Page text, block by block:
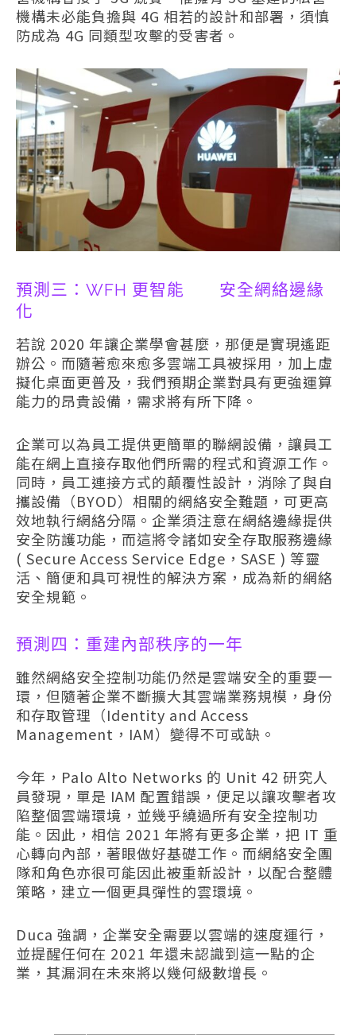
機構未必能負擔與 4G 相若的設計和部署，須慎
防成為 4G 同類型攻擊的受害者。
預測三：WFH 更智能 安全網絡邊緣
化
若說 2020 年讓企業學會甚麼，那便是實現遙距
辦公。而隨著愈來愈多雲端工具被採用，加上虛
擬化桌面更普及，我們預期企業對具有更強運算
能力的昂貴設備，需求將有所下降。
企業可以為員工提供更簡單的聯網設備，讓員工
能在網上直接存取他們所需的程式和資源工作。
同時，員工連接方式的顛覆性設計，消除了與自
攜設備（BYOD）相關的網絡安全難題，可更高
效地執行網絡分隔。企業須注意在網絡邊緣提供
安全防護功能，而這將令諸如安全存取服務邊緣
( Secure Access Service Edge，SASE ) 等靈
活、簡便和具可視性的解決方案，成為新的網絡
安全規範。
預測四：重建內部秩序的一年
雖然網絡安全控制功能仍然是雲端安全的重要一
環，但隨著企業不斷擴大其雲端業務規模，身份
和存取管理（Identity and Access
Management，IAM）變得不可或缺。
今年，Palo Alto Networks 的 Unit 42 研究人
員發現，單是 IAM 配置錯誤，便足以讓攻擊者攻
陷整個雲端環境，並幾乎繞過所有安全控制功
能。因此，相信 2021 年將有更多企業，把 IT 重
心轉向內部，著眼做好基礎工作。而網絡安全團
隊和角色亦很可能因此被重新設計，以配合整體
策略，建立一個更具彈性的雲環境。
Duca 強調，企業安全需要以雲端的速度運行，
並提醒任何在 2021 年還未認識到這一點的企
業，其漏洞在未來將以幾何級數增長。